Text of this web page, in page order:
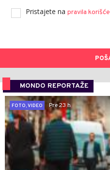
Pristajete na pravila
MONDO REPORTAŽE
FOTO, VIDEO
Pre 23 h